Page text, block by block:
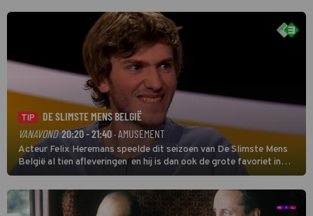
TIP
DE SLIMSTE MENS BELGIË
VANAVOND 20:20 - 21:40· AMUSEMENT
Acteur Felix Heremans speelde dit seizoen van De Slimste Mens
België al tien afleveringen en hij is dan ook de grote favoriet in
deze seizoensfinale. En er is Nederlandse inbreng, want komiek
Soundos El Ahmadi neemt plaats aan de jurytafel.